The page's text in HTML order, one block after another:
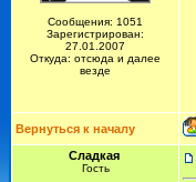
Сообщения: 1051
Зарегистрирован:
27.01.2007
Откуда: отсюда и далее
везде
Вернуться к началу
Сладкая
Гость